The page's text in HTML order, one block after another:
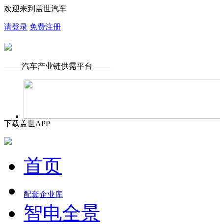
欢迎来到盖世汽车
请登录 免费注册
—— 汽车产业链供需平台 ——
下载盖世APP
首页
配套企业库
智电全景